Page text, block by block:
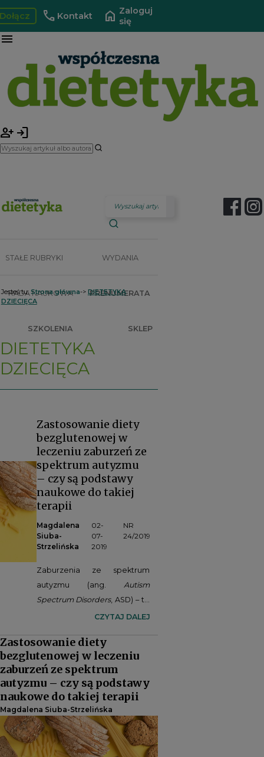
call Kontakt home Zaloguj
się
menu
person_add login
STAŁE RUBRYKI WYDANIA
RADA NAUKOWA PRENUMERATA
SZKOLENIA SKLEP
Jesteś tu:Strona główna-> DIETETYKA
DZIECIĘCA
DIETETYKA
DZIECIĘCA
Zastosowanie diety
bezglutenowej w
leczeniu zaburzeń ze
spektrum autyzmu
– czy są podstawy
naukowe do takiej
terapii
Magdalena
Siuba-
Strzelińska
02-
07-
2019
NR
24/2019
Zaburzenia ze spektrum
autyzmu (ang. Autism
Spectrum Disorders, ASD) – to
grupa zaburzeń
charakteryzująca się
upośledzeniem funkcji
werbalnego i niewerbalnego
komunikowania się,
występowaniem
powtarzalnych i
stereotypowych zachowań,
upośledzeniem w zakresie
CZYTAJ DALEJ
Zastosowanie diety
bezglutenowej w leczeniu
zaburzeń ze spektrum
autyzmu – czy są podstawy
naukowe do takiej terapii
Magdalena Siuba-Strzelińska